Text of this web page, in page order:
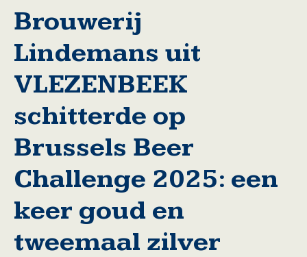
Brouwerij
Lindemans uit
VLEZENBEEK
schitterde op
Brussels Beer
Challenge 2025: een
keer goud en
tweemaal zilver